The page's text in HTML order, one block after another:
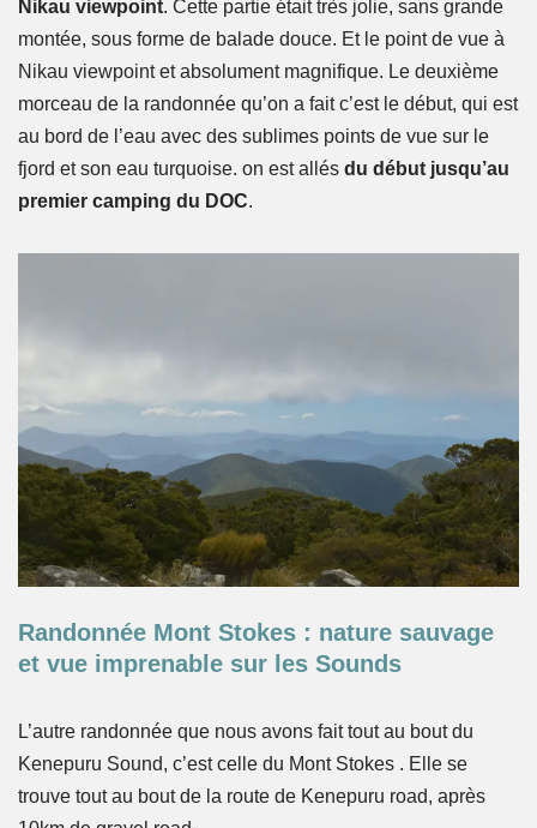
Nikau viewpoint. Cette partie était très jolie, sans grande
montée, sous forme de balade douce. Et le point de vue à
Nikau viewpoint et absolument magnifique. Le deuxième
morceau de la randonnée qu’on a fait c’est le début, qui est
au bord de l’eau avec des sublimes points de vue sur le
fjord et son eau turquoise. on est allés du début jusqu’au
premier camping du DOC.
Randonnée Mont Stokes : nature sauvage
et vue imprenable sur les Sounds
L’autre randonnée que nous avons fait tout au bout du
Kenepuru Sound, c’est celle du Mont Stokes . Elle se
trouve tout au bout de la route de Kenepuru road, après